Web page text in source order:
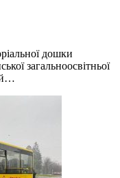
дошки
загальноосвітньої